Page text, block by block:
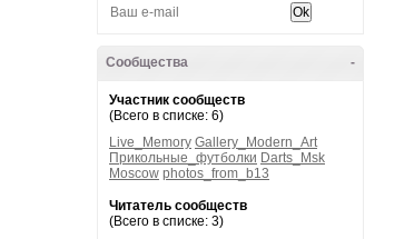
-
Сообщества
Участник сообществ
(Всего в списке: 6)
Live_Memory Gallery_Modern_Art
Прикольные_футболки Darts_Msk
Moscow photos_from_b13
Читатель сообществ
(Всего в списке: 3)